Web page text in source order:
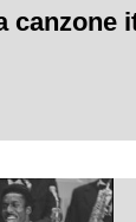
canzone